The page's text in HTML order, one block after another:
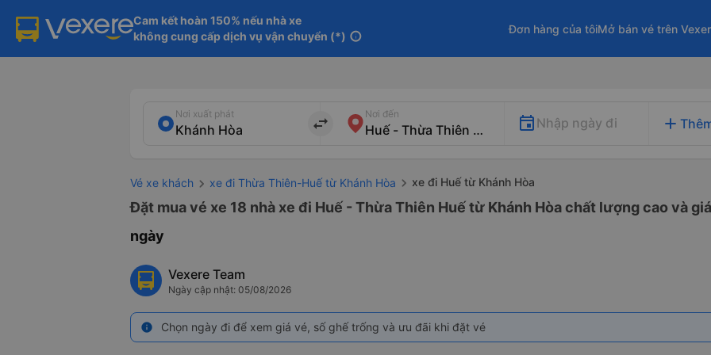
Cam kết hoàn 150% nếu nhà xe
không cung cấp dịch vụ vận chuyển (*) info
Đơn hàng của tôiMở bán vé trên
Nơi xuất phát
import_export
Nơi đến
Nhập ngày đi add
Vé xe khách xe đi Thừa Thiên-Huế từ Khánh Hòa xe đi Huế từ Khánh Hòa
Đặt mua vé xe 18 nhà xe đi Huế - Thừa Thiên Huế từ Khánh Hòa chất lượng cao và
ngày
Vexere Team
Ngày cập nhật: 05/08/2026
info Chọn ngày đi để xem giá vé, số ghế trống và ưu đãi khi đặt vé